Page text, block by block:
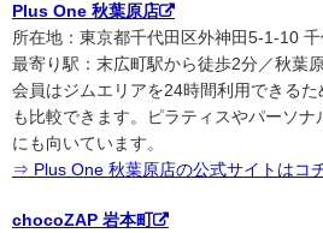
Plus One 秋葉原店
所在地：東京都千代田区外神田5-1-10
最寄り駅：末広町駅から徒歩2分／秋葉
会員はジムエリアを24時間利用できる
も比較できます。ピラティスやパーソナ
にも向いています。
⇒ Plus One 秋葉原店の公式サイトはコ
chocoZAP 岩本町